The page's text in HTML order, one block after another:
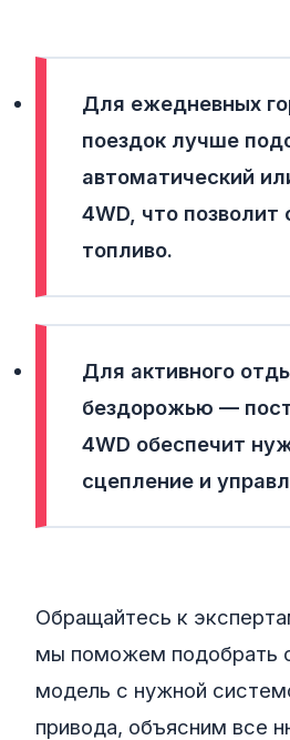
Для ежедневных
поездок лучше
автоматический
4WD , что
топливо.
Для активного
бездорожью —
4WD обеспечит
сцепление и
Обращайтесь к
мы поможем подобрать
модель с нужной
привода, объясним все